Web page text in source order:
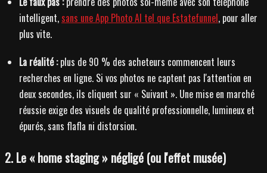
intelligent, sans une App Photo AI tel que Estatefunnel, pour aller
plus vite.
La réalité :plus de 90 % des acheteurs commencent leurs
recherches en ligne. Si vos photos ne captent pas l'attention en
deux secondes, ils cliquent sur « Suivant ». Une mise en marché
réussie exige des visuels de qualité professionnelle, lumineux et
épurés, sans flafla ni distorsion.
2. Le « home staging » négligé (ou l'effet musée)